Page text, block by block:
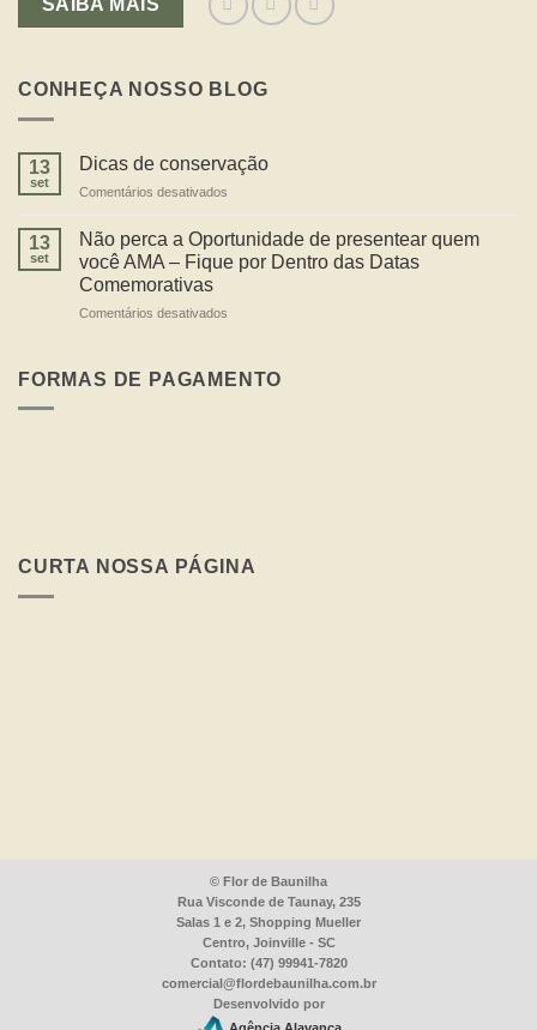
CONHEÇA NOSSO BLOG
13
set
Dicas de conservação
Comentários desativados
de
conservação
13
set
Não perca a Oportunidade de presentear quem
você AMA – Fique por Dentro das Datas
Comemorativas
Comentários desativados
a
por
Dentro
FORMAS DE PAGAMENTO
CURTA NOSSA PÁGINA
© Flor de Baunilha
Rua Visconde de Taunay, 235
Salas 1 e 2, Shopping Mueller
Centro, Joinville - SC
Contato: (47) 99941-7820
comercial@flordebaunilha.com.br
Desenvolvido por